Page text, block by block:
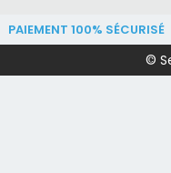
PAIEMENT 100% SÉCURISÉ
©